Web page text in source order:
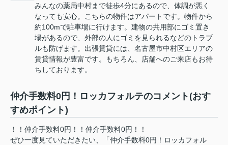
みんなの薬局中村まで徒歩4分にあるので、体調が悪く
なっても安心。こちらの物件はアパートです。物件から
約100mで駐車場に行けます。建物の共用部にゴミ置き
場があるので、外部の人にゴミを見られるなどのトラブ
ルも防げます。出張賃貸には、名古屋市中村区エリアの
賃貸情報が豊富です。もちろん、店舗へのご来店もお待
ちしております。
仲介手数料0円！ロッカフォルテのコメント(おす
すめポイント)
！！仲介手数料0円！！仲介手数料0円！！
ぜひ一度見ていただきたい、「仲介手数料0円！ロッカフォル